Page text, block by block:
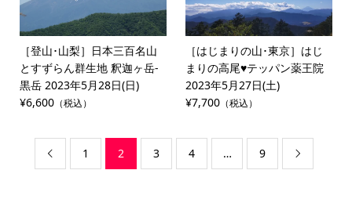
［登山･山梨］日本三百名山
とすずらん群生地 釈迦ヶ岳-
黒岳 2023年5月28日(日)
¥6,600（税込）
［はじまりの山･東京］はじ
まりの高尾♥テッパン薬王院
2023年5月27日(土)
¥7,700 （税込）
 1 2 3 4 … 9 